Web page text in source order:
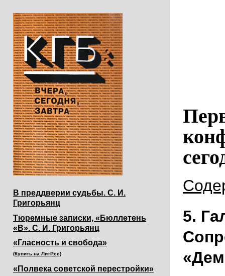
В преддверии судьбы. С. И.
Григорьянц
Тюремные записки, «Бюллетень
«В». С. И. Григорьянц
«Гласность и свобода»
(Купить на ЛитРес)
«Полвека советской перестройки»
5.